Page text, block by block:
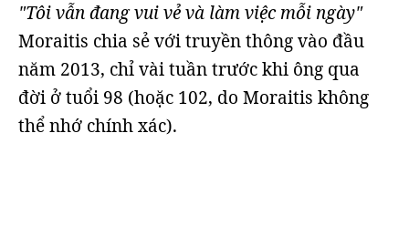
"Tôi vẫn đang vui vẻ và làm việc mỗi ngày"
Moraitis chia sẻ với truyền thông vào đầu
năm 2013, chỉ vài tuần trước khi ông qua
đời ở tuổi 98 (hoặc 102, do Moraitis không
thể nhớ chính xác).